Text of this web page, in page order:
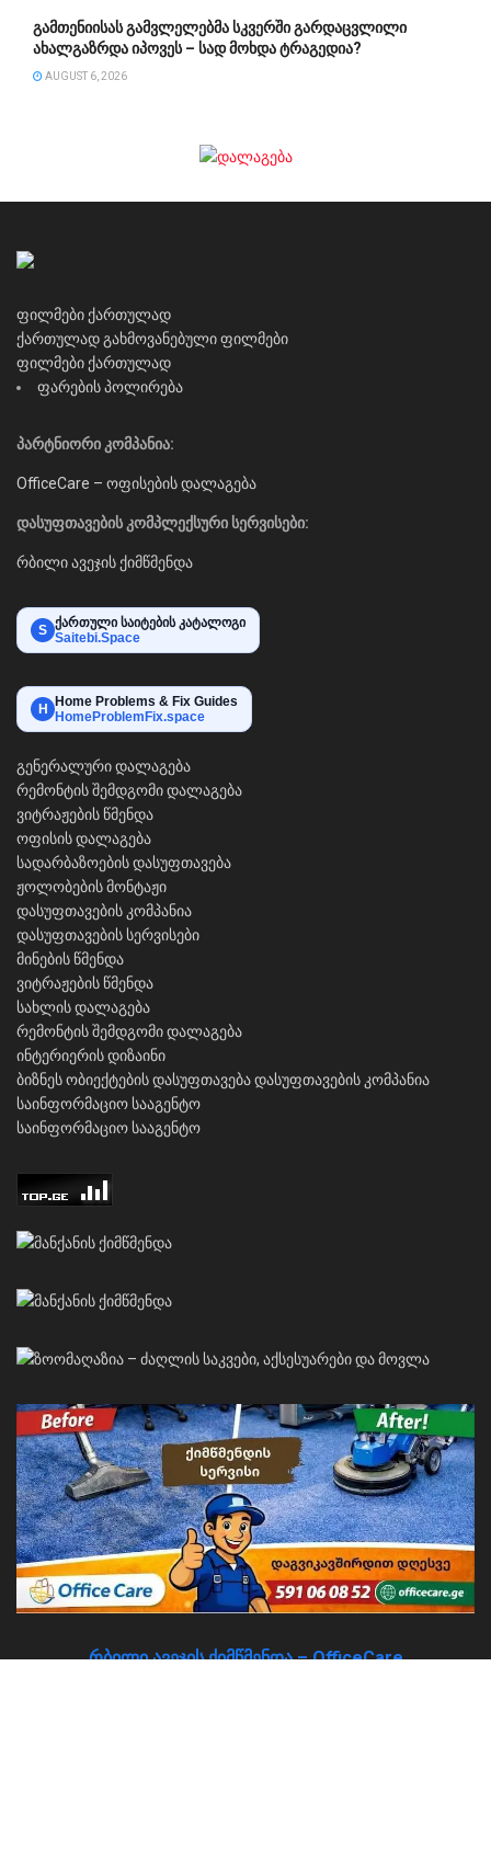
გამთენიისას გამვლელებმა სკვერში გარდაცვლილი
ახალგაზრდა იპოვეს – სად მოხდა ტრაგედია?
AUGUST 6, 2026
ფილმები ქართულად
ქართულად გახმოვანებული ფილმები
ფილმები ქართულად
ფარების პოლირება
პარტნიორი კომპანია:
OfficeCare – ოფისების დალაგება
დასუფთავების კომპლექსური სერვისები:
რბილი ავეჯის ქიმწმენდა
S ქართული საიტების კატალოგი
Saitebi.Space
H
Home Problems & Fix Guides
HomeProblemFix.space
გენერალური დალაგება
რემონტის შემდგომი დალაგება
ვიტრაჟების წმენდა
ოფისის დალაგება
სადარბაზოების დასუფთავება
ჟოლობების მონტაჟი
დასუფთავების კომპანია
დასუფთავების სერვისები
მინების წმენდა
ვიტრაჟების წმენდა
სახლის დალაგება
რემონტის შემდგომი დალაგება
ინტერიერის დიზაინი
ბიზნეს ობიექტების დასუფთავებადასუფთავების კომპანია
საინფორმაციო სააგენტო
საინფორმაციო სააგენტო
რბილი ავეჯის ქიმწმენდა – OfficeCare